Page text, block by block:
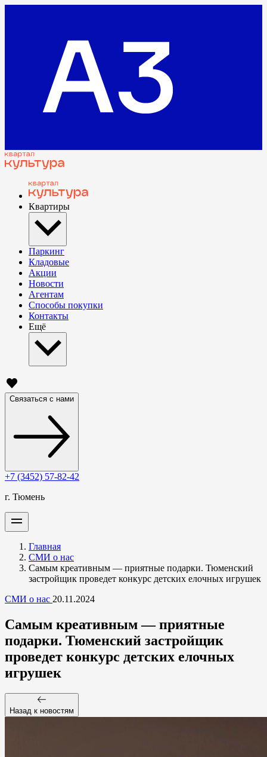
Квартиры
Паркинг
Кладовые
Акции
Новости
Агентам
Способы покупки
Контакты
Ещё
Связаться с нами
+7 (3452) 57-82-42
г. Тюмень
Главная
СМИ о нас
Самым креативным — приятные подарки. Тюменский
застройщик проведет конкурс детских елочных игрушек
СМИ о нас 20.11.2024
Самым креативным — приятные
подарки. Тюменский застройщик
проведет конкурс детских елочных
игрушек
Назад к новостям